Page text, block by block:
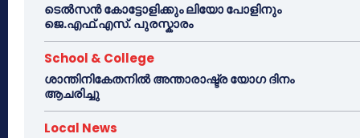
ടെൽസൻ കോട്ടോളിക്കും ലിയോ പോളിനും
ജെ.എഫ്.എസ്. പുരസ്കാരം
School & College
ശാന്തിനികേതനിൽ അന്താരാഷ്ട്ര യോഗ ദിനം
ആചരിച്ചു
Local News